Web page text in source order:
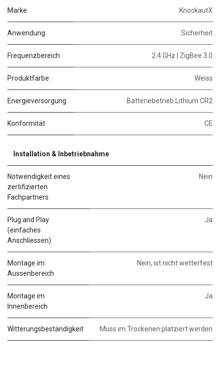
Marke KnockautX
Anwendung Sicherheit
Frequenzbereich 2.4 GHz | ZigBee 3.0
Produktfarbe Weiss
Energieversorgung Batteriebetrieb Lithium CR2
Konformität CE
Installation & Inbetriebnahme
Notwendigkeit eines
zertifizierten
Fachpartners
Nein
Plug and Play
(einfaches
Anschliessen)
Ja
Montage im
Aussenbereich
Nein, ist nicht wetterfest
Montage im
Innenbereich
Ja
Witterungsbeständigkeit Muss im Trockenen platziert werden